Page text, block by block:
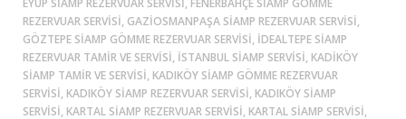
EYUP SIAMP REZERVUAR SERVISI, FENERBAHÇE SIAMP GÖMME
REZERVUAR SERVISI, GAZIOSMANPAŞA SIAMP REZERVUAR SERVISI,
GÖZTEPE SIAMP GÖMME REZERVUAR SERVISI, İDEALTEPE SIAMP
REZERVUAR TAMIR VE SERVISI, ISTANBUL SIAMP SERVISI, KADİKÖY
SIAMP TAMIR VE SERVISI, KADIKÖY SIAMP GÖMME REZERVUAR
SERVISI, KADIKÖY SIAMP REZERVUAR SERVISI, KADIKÖY SIAMP
SERVISI, KARTAL SIAMP REZERVUAR SERVISI, KARTAL SIAMP SERVISI,